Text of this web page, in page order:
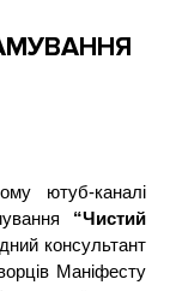
ютуб-каналі
“Чистий
консультант
Маніфесту